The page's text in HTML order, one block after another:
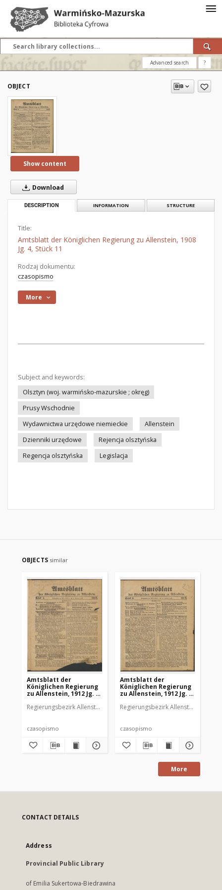
Advanced search ?
OBJECT
Show content
Download
DESCRIPTION INFORMATION STRUCTURE
Title:
Amtsblatt der Königlichen Regierung zu Allenstein, 1908
Jg. 4, Stück 11
Rodzaj dokumentu:
czasopismo
More
Subject and keywords:
Olsztyn (woj. warmińsko-mazurskie ; okręg)
Prusy Wschodnie
Wydawnictwa urzędowe niemieckie
Allenstein
Dzienniki urzędowe
Rejencja olsztyńska
Regencja olsztyńska
Legislacja
OBJECTS similar
Amtsblatt der
Königlichen Regierung
zu Allenstein, 1912 Jg. 8,
Regierungsbezirk Allenstein
czasopismo
Amtsblatt der
Königlichen Regierung
zu Allenstein, 1912 Jg. 8,
Regierungsbezirk Allenstein
czasopismo
More
CONTACT DETAILS
Address
Provincial Public Library
of Emilia Sukertowa-Biedrawina